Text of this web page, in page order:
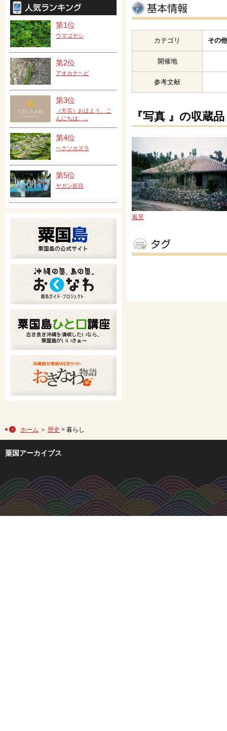
カテゴリ その
開催地
参考文献
『写真 』の収蔵品
風景
第1位
ウマゴヤシ
第2位
アオカナヘビ
第3位
（方言）おはよう、こ
んにちは、...
第4位
ヘクソカズラ
第5位
ヤガン折目
ホーム ＞ 歴史 > 暮らし
粟国アーカイブス